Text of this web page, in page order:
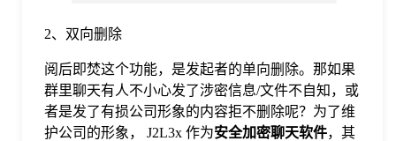
2、双向删除
阅后即焚这个功能，是发起者的单向删除。那如果
群里聊天有人不小心发了涉密信息/文件不自知，或
者是发了有损公司形象的内容拒不删除呢？为了维
护公司的形象， J2L3x 作为安全加密聊天软件，其